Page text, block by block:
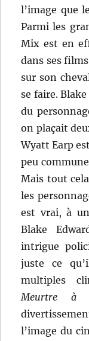
l’image que
Parmi les
Mix est en
dans ses
sur son
se faire. Blake
du
on plaçait
Wyatt Earp
peu
Mais tout
les
est vrai, à
Blake
intrigue
juste ce
multiples
Meurtre à
l’image du